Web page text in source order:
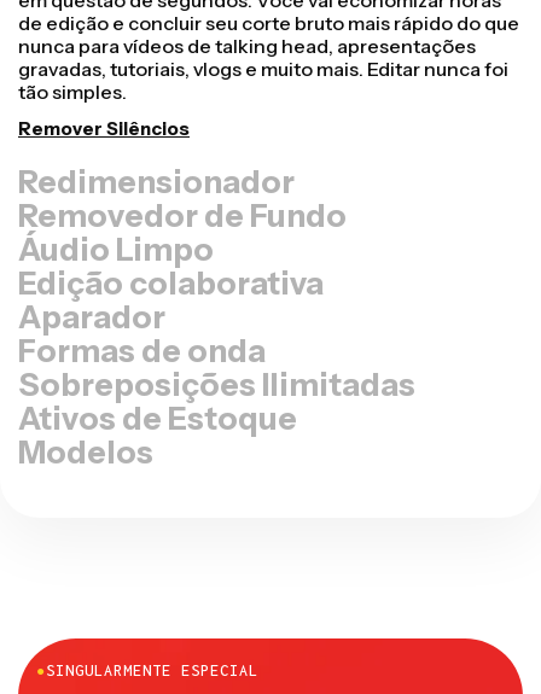
de edição e concluir seu corte bruto mais rápido do que
nunca para vídeos de talking head, apresentações
gravadas, tutoriais, vlogs e muito mais. Editar nunca foi
tão simples.
Remover Silêncios
Redimensionador
Removedor de Fundo
Áudio Limpo
Edição colaborativa
Aparador
Formas de onda
Sobreposições Ilimitadas
Ativos de Estoque
Modelos
●SINGULARMENTE ESPECIAL